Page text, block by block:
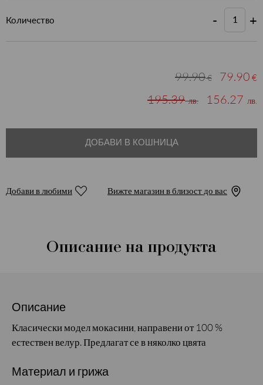
Количество - +
99.90€ 79.90 €
195.39лв. 156.27 лв.
ДОБАВИ В КОШНИЦА
Добави в любими Вижте магазин в близост до вас
Описание на продукта
Описание
Класически модел мокасини, направени от 100 %
естествен велур. Предлагат се в няколко цвята
Материал и грижа